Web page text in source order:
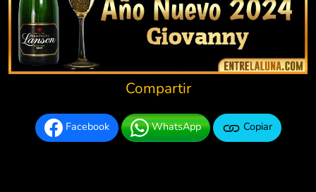
Compartir
Facebook WhatsApp Copiar